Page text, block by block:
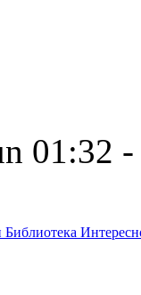
01:32
Библиотека